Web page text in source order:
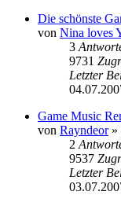
Die schönste
von Nina loves
3
9731
Letzter
Game Music
von Rayndeor»
2
9537
Letzter